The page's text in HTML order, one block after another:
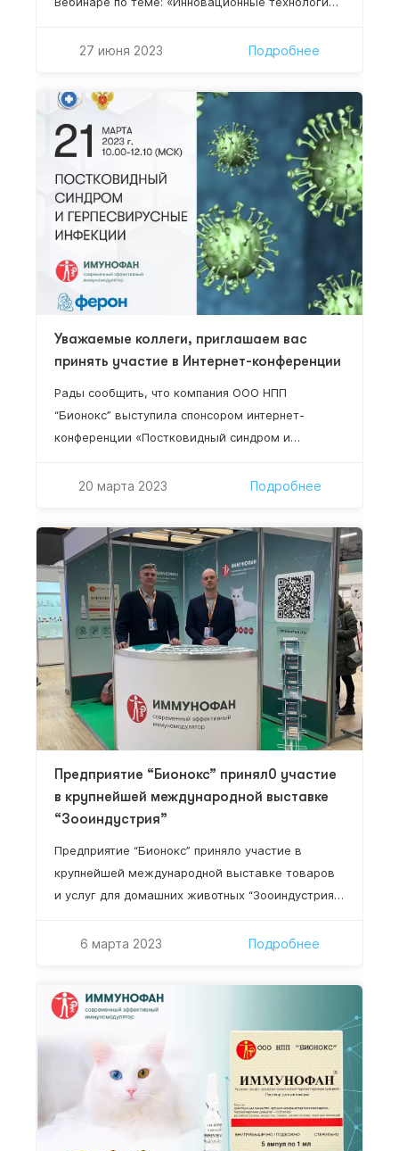
(далее – Вебинар), который состоится «27» июня
www.umedp.ru. Руководитель НИР, доктор
медицинских наук, профессор Нестерова И.В.
27 июня 2023 Подробнее
Уважаемые коллеги, приглашаем вас
принять участие в Интернет-конференции
Рады сообщить, что компания ООО НПП
“Бионокс” выступила спонсором интернет-
конференции «Постковидный синдром и
21 марта 2022 г. 10:00-12:10 (Мск). Уважаемые
участие! Научный руководитель проекта:
Нестерова Ирина Вадимовна –– д.м.н.,
профессор, профессор кафедры клинической
иммунологии, аллергологии и адаптологии
ФНМО МИ, ФГАОУ ВО «Российский университет
дружбы народов» Минобрнауки…
20 марта 2023 Подробнее
Предприятие “Бионокс” принял0 участие
в крупнейшей международной выставке
“Зооиндустрия”
Предприятие “Бионокс” приняло участие в
крупнейшей международной выставке товаров
и услуг для домашних животных “Зооиндустрия”,
центре “ЭКСПОФОРУМ” в Санкт-Петербурге. Три
с представителями зооветеринарного бизнеса:
дистрибьюторы, ветеринарные врачи,
заводчики собак и кошек. Посетители нашего
стенда напрямую задавали вопросы по
сотрудничеству и представлению препарата…
6 марта 2023 Подробнее